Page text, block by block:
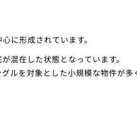
に形成されています。
混在した状態となっています。
ルを対象とした小規模な物件が